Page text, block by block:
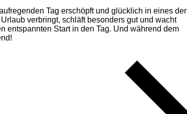
Tag erschöpft und glücklich in eines der
verbringt, schläft besonders gut und wacht
entspannten Start in den Tag. Und während dem